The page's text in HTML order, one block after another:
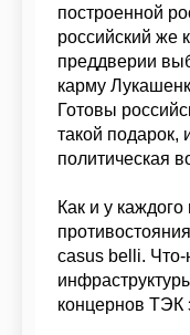
построенной
российский же
преддверии
карму
Готовы
такой подарок,
политическая
Как и у
casus belli. Что-
концернов ТЭК